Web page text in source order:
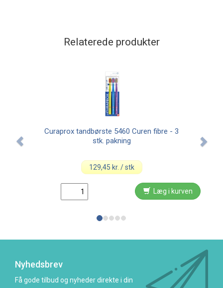
Relaterede produkter
Curaprox tandbørste 5460 Curen fibre - 3
stk. pakning
129,45 kr. / stk
Læg i kurven
Nyhedsbrev
Få gode tilbud og nyheder direkte i din